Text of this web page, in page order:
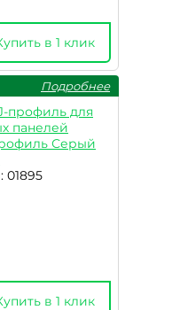
в 1 клик
Подробнее
профиль для
панелей
Серый
01895
в 1 клик